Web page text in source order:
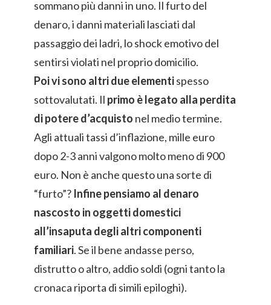
sommano più danni in uno. Il furto del
denaro, i danni materiali lasciati dal
passaggio dei ladri, lo shock emotivo del
sentirsi violati nel proprio domicilio.
Poi vi sono altri due elementispesso
sottovalutati. Il primo è legato alla perdita
di potere d’acquisto nel medio termine.
Agli attuali tassi d’inflazione, mille euro
dopo 2-3 anni valgono molto meno di 900
euro. Non è anche questo una sorte di
“furto”? Infine pensiamo al denaro
nascosto in oggetti domestici
all’insaputa degli altri componenti
familiari. Se il bene andasse perso,
distrutto o altro, addio soldi (ogni tanto la
cronaca riporta di simili epiloghi).